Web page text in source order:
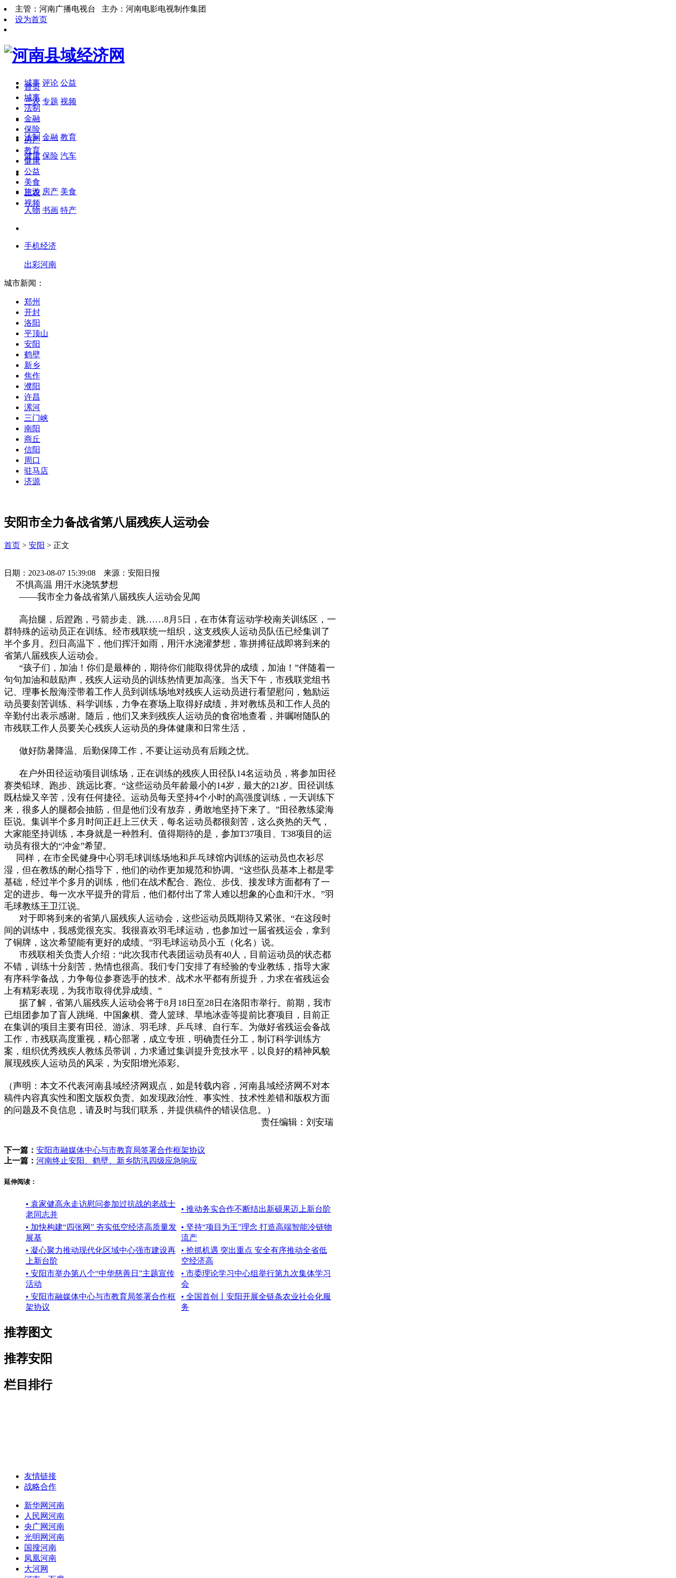
主管：河南广播电视台 主办：河南电影电视制作集团
设为首页
城事 评论 公益
三农 专题 视频
法制 金融 教育
健康 保险 汽车
旅游 房产 美食
人物 书画 特产
手机经济
出彩河南
首页
城事
法制
金融
保险
房产
教育
健康
公益
美食
三农
视频
城市新闻：
郑州
开封
洛阳
平顶山
安阳
鹤壁
新乡
焦作
濮阳
许昌
漯河
三门峡
南阳
商丘
信阳
周口
驻马店
济源
安阳市全力备战省第八届残疾人运动会
首页 > 安阳 > 正文
日期：2023-08-07 15:39:08 来源：安阳日报
不惧高温 用汗水浇筑梦想
——我市全力备战省第八届残疾人运动会见闻
高抬腿，后蹬跑，弓箭步走、跳……8月5日，在市体育运动学校南关训练区，一
群特殊的运动员正在训练。经市残联统一组织，这支残疾人运动员队伍已经集训了
半个多月。烈日高温下，他们挥汗如雨，用汗水浇灌梦想，靠拼搏征战即将到来的
省第八届残疾人运动会。
“孩子们，加油！你们是最棒的，期待你们能取得优异的成绩，加油！”伴随着一
句句加油和鼓励声，残疾人运动员的训练热情更加高涨。当天下午，市残联党组书
记、理事长殷海滢带着工作人员到训练场地对残疾人运动员进行看望慰问，勉励运
动员要刻苦训练、科学训练，力争在赛场上取得好成绩，并对教练员和工作人员的
辛勤付出表示感谢。随后，他们又来到残疾人运动员的食宿地查看，并嘱咐随队的
市残联工作人员要关心残疾人运动员的身体健康和日常生活，
做好防暑降温、后勤保障工作，不要让运动员有后顾之忧。
在户外田径运动项目训练场，正在训练的残疾人田径队14名运动员，将参加田径
赛类铅球、跑步、跳远比赛。“这些运动员年龄最小的14岁，最大的21岁。田径训练
既枯燥又辛苦，没有任何捷径。运动员每天坚持4个小时的高强度训练，一天训练下
来，很多人的腿都会抽筋，但是他们没有放弃，勇敢地坚持下来了。”田径教练梁海
臣说。集训半个多月时间正赶上三伏天，每名运动员都很刻苦，这么炎热的天气，
大家能坚持训练，本身就是一种胜利。值得期待的是，参加T37项目、T38项目的运
动员有很大的“冲金”希望。
同样，在市全民健身中心羽毛球训练场地和乒乓球馆内训练的运动员也衣衫尽
湿，但在教练的耐心指导下，他们的动作更加规范和协调。“这些队员基本上都是零
基础，经过半个多月的训练，他们在战术配合、跑位、步伐、接发球方面都有了一
定的进步。每一次水平提升的背后，他们都付出了常人难以想象的心血和汗水。”羽
毛球教练王卫江说。
对于即将到来的省第八届残疾人运动会，这些运动员既期待又紧张。“在这段时
间的训练中，我感觉很充实。我很喜欢羽毛球运动，也参加过一届省残运会，拿到
了铜牌，这次希望能有更好的成绩。”羽毛球运动员小五（化名）说。
市残联相关负责人介绍：“此次我市代表团运动员有40人，目前运动员的状态都
不错，训练十分刻苦，热情也很高。我们专门安排了有经验的专业教练，指导大家
有序科学备战，力争每位参赛选手的技术、战术水平都有所提升，力求在省残运会
上有精彩表现，为我市取得优异成绩。”
据了解，省第八届残疾人运动会将于8月18日至28日在洛阳市举行。前期，我市
已组团参加了盲人跳绳、中国象棋、聋人篮球、旱地冰壶等提前比赛项目，目前正
在集训的项目主要有田径、游泳、羽毛球、乒乓球、自行车。为做好省残运会备战
工作，市残联高度重视，精心部署，成立专班，明确责任分工，制订科学训练方
案，组织优秀残疾人教练员带训，力求通过集训提升竞技水平，以良好的精神风貌
展现残疾人运动员的风采，为安阳增光添彩。
（声明：本文不代表河南县域经济网观点，如是转载内容，河南县域经济网不对本
稿件内容真实性和图文版权负责。如发现政治性、事实性、技术性差错和版权方面
的问题及不良信息，请及时与我们联系，并提供稿件的错误信息。）
责任编辑：刘安瑞
下一篇： 安阳市融媒体中心与市教育局签署合作框架协议
上一篇： 河南终止安阳、鹤壁、新乡防汛四级应急响应
延伸阅读：
• 袁家健高永走访慰问参加过抗战的老战士
老同志并
• 推动务实合作不断结出新硕果迈上新台阶
• 加快构建“四张网” 夯实低空经济高质量发
展基
• 坚持“项目为王”理念 打造高端智能冷链物
流产
• 凝心聚力推动现代化区域中心强市建设再
上新台阶
• 抢抓机遇 突出重点 安全有序推动全省低
空经济高
• 安阳市举办第八个“中华慈善日”主题宣传
活动
• 市委理论学习中心组举行第九次集体学习
会
• 安阳市融媒体中心与市教育局签署合作框
架协议
• 全国首创丨安阳开展全链条农业社会化服
务
推荐图文
推荐安阳
栏目排行
友情链接
战略合作
新华网河南
人民网河南
央广网河南
光明网河南
国搜河南
凤凰河南
大河网